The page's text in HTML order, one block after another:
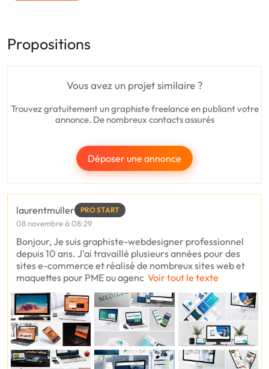
Propositions
Vous avez un projet similaire ?
Trouvez gratuitement un graphiste freelance en publiant votre
annonce. De nombreux contacts assurés
Déposer une annonce
laurentmuller PRO START
08 novembre à 08:29
Bonjour, Je suis graphiste-webdesigner professionnel
depuis 10 ans. J'ai travaillé plusieurs années pour des
sites e-commerce et réalisé de nombreux sites web et
maquettes pour PME ou agenc Voir tout le texte